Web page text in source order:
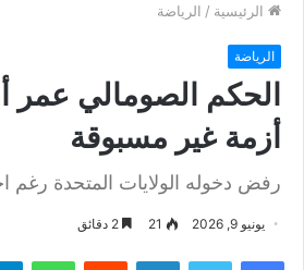
الرئيسية / الرياضة
الرياضة
الحكم الصومالي عمر
أزمة غير مسبوقة
رفض دخوله الولايات المتحدة رغم
يونيو 9, 2026 21
فيسبوك تويتر لينكدإن